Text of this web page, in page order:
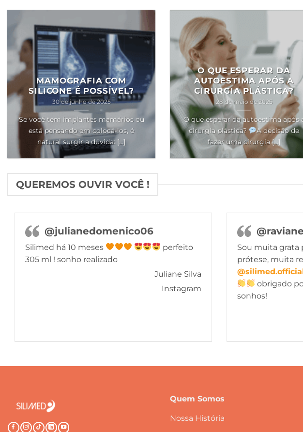
MAMOGRAFIA COM
SILICONE É POSSÍVEL?
30 de junho de 2025
Se você tem implantes mamários ou
está pensando em colocá-los, é
natural surgir a dúvida: [...]
O QUE ESPERAR DA
AUTOESTIMA APÓS A
CIRURGIA PLÁSTICA?
28 de maio de 2025
O que esperar da autoestima após
cirurgia plástica?
A decisão de
fazer uma cirurgia [...]
QUEREMOS OUVIR VOCÊ !
@julianedomenico06
Silimed há 10 meses
perfeito
305 ml ! sonho realizado
Juliane Silva
Instagram
Sou muita grata
prótese, muita
obrigado
sonhos!
Quem Somos
Nossa História